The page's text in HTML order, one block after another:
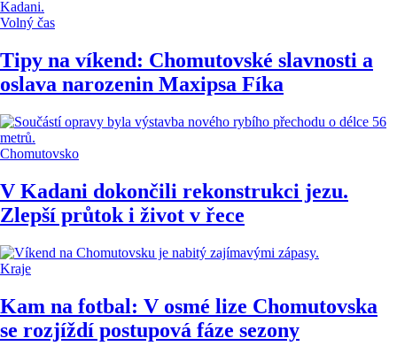
Volný čas
Tipy na víkend: Chomutovské slavnosti a
oslava narozenin Maxipsa Fíka
Chomutovsko
V Kadani dokončili rekonstrukci jezu.
Zlepší průtok i život v řece
Kraje
Kam na fotbal: V osmé lize Chomutovska
se rozjíždí postupová fáze sezony